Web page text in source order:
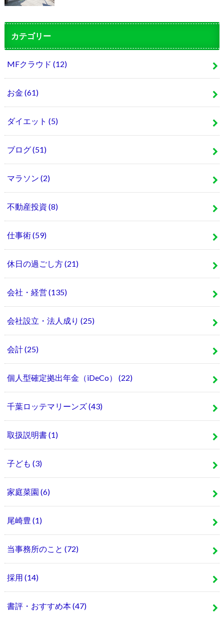
カテゴリー
MFクラウド (12)
お金 (61)
ダイエット (5)
ブログ(51)
マラソン (2)
不動産投資 (8)
仕事術(59)
休日の過ごし方(21)
会社・経営 (135)
会社設立・法人成り (25)
会計(25)
個人型確定拠出年金（iDeCo） (22)
千葉ロッテマリーンズ(43)
取扱説明書(1)
子ども (3)
家庭菜園 (6)
尾崎豊 (1)
当事務所のこと (72)
採用 (14)
書評・おすすめ本(47)